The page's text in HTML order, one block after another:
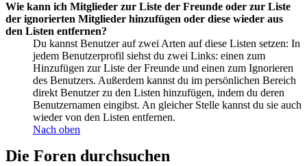
Wie kann ich Mitglieder zur Liste der Freunde oder zur Liste
der ignorierten Mitglieder hinzufügen oder diese wieder aus
den Listen entfernen?
Du kannst Benutzer auf zwei Arten auf diese Listen setzen: In
jedem Benutzerprofil siehst du zwei Links: einen zum
Hinzufügen zur Liste der Freunde und einen zum Ignorieren
des Benutzers. Außerdem kannst du im persönlichen Bereich
direkt Benutzer zu den Listen hinzufügen, indem du deren
Benutzernamen eingibst. An gleicher Stelle kannst du sie auch
wieder von den Listen entfernen.
Nach oben
Die Foren durchsuchen